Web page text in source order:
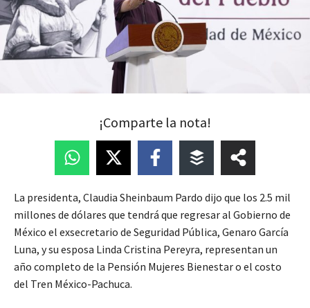
¡Comparte la nota!
La presidenta, Claudia Sheinbaum Pardo dijo que los 2.5 mil
millones de dólares que tendrá que regresar al Gobierno de
México el exsecretario de Seguridad Pública, Genaro García
Luna, y su esposa Linda Cristina Pereyra, representan un
año completo de la Pensión Mujeres Bienestar o el costo
del Tren México-Pachuca.